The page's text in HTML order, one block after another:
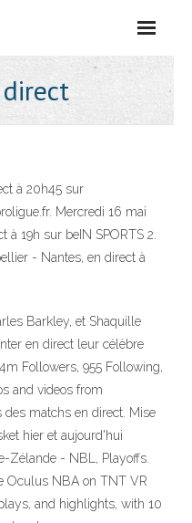
à 20h45 sur
Mercredi 16 mai
à 19h sur beIN SPORTS 2.
- Nantes, en direct à
Barkley, et Shaquille
en direct leur célèbre
Followers, 955 Following,
and videos from
des matchs en direct. Mise
hier et aujourd'hui
Zélande - NBL, Playoffs.
Oculus NBA on TNT VR
and highlights, with 10